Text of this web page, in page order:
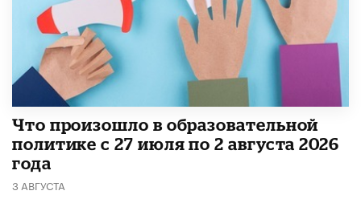
​Что произошло в образовательной
политике с 27 июля по 2 августа 2026
года
3 АВГУСТА